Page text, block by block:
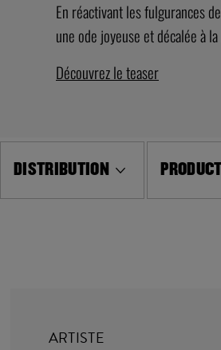
En réactivant les fulgurances
une ode joyeuse et décalée à
Découvrez le teaser
DISTRIBUTION
ARTISTE